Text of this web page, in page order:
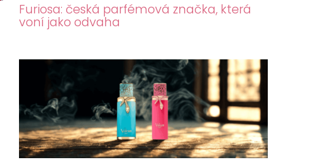
Furiosa: česká parfémová značka, která
voní jako odvaha